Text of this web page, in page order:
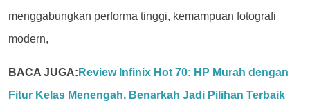
menggabungkan performa tinggi, kemampuan fotografi
modern,
BACA JUGA: Review Infinix Hot 70: HP Murah dengan
Fitur Kelas Menengah, Benarkah Jadi Pilihan Terbaik